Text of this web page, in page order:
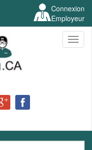
Connexion
Employeur